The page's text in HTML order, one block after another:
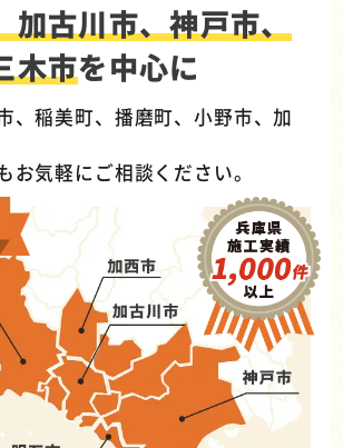
加古川市、神戸市、
木市を中心に
、稲美町、播磨町、小野市、加
お気軽にご相談ください。